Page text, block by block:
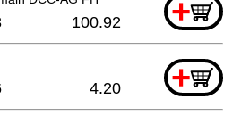
+
100.92
+
4.20